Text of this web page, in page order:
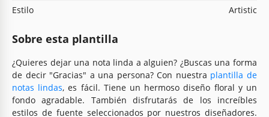
Estilo
Artistic
Sobre esta plantilla
¿Quieres dejar una nota linda a alguien? ¿Buscas una forma
de decir "Gracias" a una persona? Con nuestra plantilla de
notas lindas, es fácil. Tiene un hermoso diseño floral y un
fondo agradable. También disfrutarás de los increíbles
estilos de fuente seleccionados por nuestros diseñadores.